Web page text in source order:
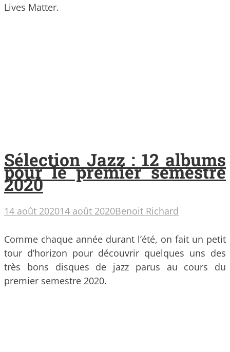
Lives Matter.
Sélection Jazz : 12 albums
pour le premier semestre
2020
14 août 202014 août 2020Benoit Richard
Comme chaque année durant l’été, on fait un petit
tour d’horizon pour découvrir quelques uns des
très bons disques de jazz parus au cours du
premier semestre 2020.